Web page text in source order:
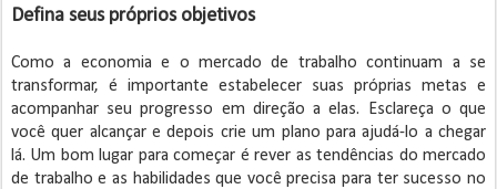
Defina seus próprios objetivos
Como a economia e o mercado de trabalho continuam a se
transformar, é importante estabelecer suas próprias metas e
acompanhar seu progresso em direção a elas. Esclareça o que
você quer alcançar e depois crie um plano para ajudá-lo a chegar
lá. Um bom lugar para começar é rever as tendências do mercado
de trabalho e as habilidades que você precisa para ter sucesso no